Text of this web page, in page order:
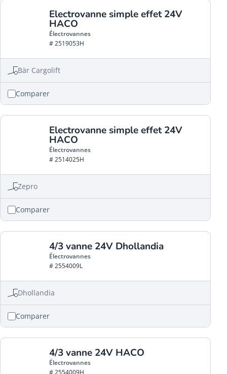
Electrovanne simple effet 24V
HACO
Électrovannes
# 2519053H
Bär Cargolift
Comparer
Electrovanne simple effet 24V
HACO
Électrovannes
# 2514025H
Zepro
Comparer
4/3 vanne 24V Dhollandia
Électrovannes
# 2554009L
Dhollandia
Comparer
4/3 vanne 24V HACO
Électrovannes
# 2554009H